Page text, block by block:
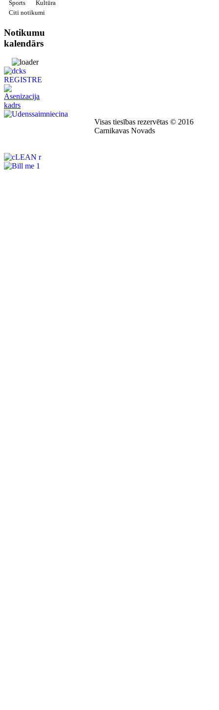
Sports
Kultūra
Citi notikumi
Notikumu
kalendārs
Visas tiesības rezervētas © 2016
Carnikavas Novads